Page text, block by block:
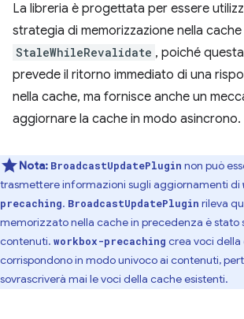
La libreria è progettata per essere
strategia di memorizzazione nella cache
StaleWhileRevalidate , poiché
prevede il ritorno immediato di una
nella cache, ma fornisce anche un
aggiornare la cache in modo asincrono.
Nota: BroadcastUpdatePlugin non può
trasmettere informazioni sugli aggiornamenti di
precaching. BroadcastUpdatePlugin rileva
memorizzato nella cache in precedenza è stato
contenuti. workbox-precaching crea voci della
corrispondono in modo univoco ai contenuti,
sovrascriverà mai le voci della cache esistenti.